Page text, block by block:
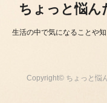
ちょっと悩ん
生活の中で気になることや
Copyright© ちょっと悩